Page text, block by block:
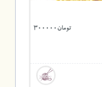
تومان300000